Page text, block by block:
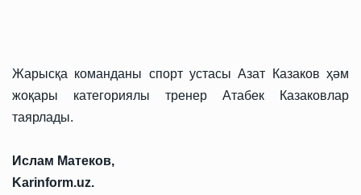
Жарысқа команданы спорт устасы Азат Казаков ҳәм
жоқары категориялы тренер Атабек Казаковлар
таярлады.
Ислам Матеков,
Karinform.uz.